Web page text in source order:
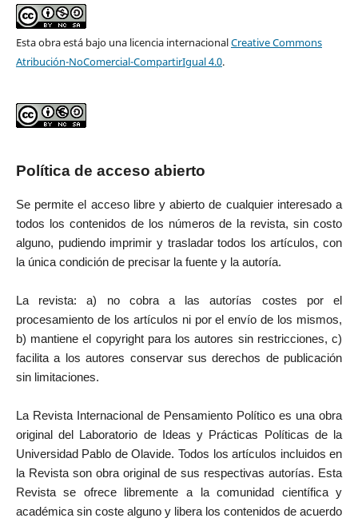
Esta obra está bajo una licencia internacionalCreative Commons
Atribución-NoComercial-CompartirIgual 4.0.
Política de acceso abierto
Se permite el acceso libre y abierto de cualquier interesado a
todos los contenidos de los números de la revista, sin costo
alguno, pudiendo imprimir y trasladar todos los artículos, con
la única condición de precisar la fuente y la autoría.
La revista: a) no cobra a las autorías costes por el
procesamiento de los artículos ni por el envío de los mismos,
b) mantiene el copyright para los autores sin restricciones, c)
facilita a los autores conservar sus derechos de publicación
sin limitaciones.
La Revista Internacional de Pensamiento Político es una obra
original del Laboratorio de Ideas y Prácticas Políticas de la
Universidad Pablo de Olavide. Todos los artículos incluidos en
la Revista son obra original de sus respectivas autorías. Esta
Revista se ofrece libremente a la comunidad científica y
académica sin coste alguno y libera los contenidos de acuerdo